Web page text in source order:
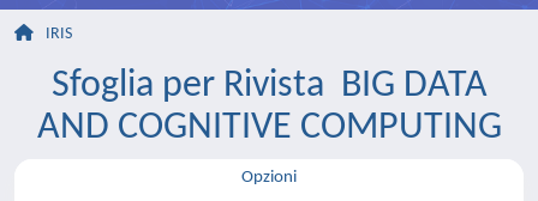
IRIS
Sfoglia per Rivista BIG DATA
AND COGNITIVE COMPUTING
Opzioni